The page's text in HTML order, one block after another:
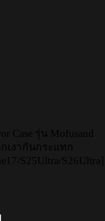
Case รุ่น Mofusand
เงากันกระแทก
S25Ultra/S26Ultra]